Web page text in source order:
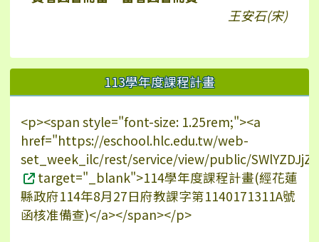
王安石(宋)
113學年度課程計畫
<p><span style="font-size: 1.25rem;"><a
href="https://eschool.hlc.edu.tw/web-
set_week_ilc/rest/service/view/public/
target="_blank">114學年度課程計畫(經花蓮
縣政府114年8月27日府教課字第1140171311A號
函核准備查)</a></span></p>